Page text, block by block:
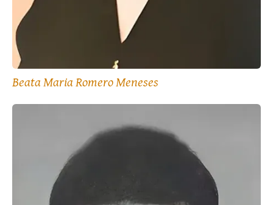
Beata Maria Romero Meneses